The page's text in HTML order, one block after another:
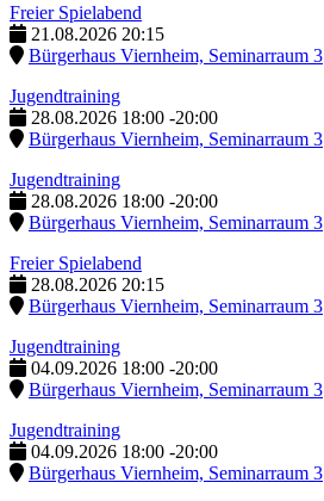
Freier Spielabend
21.08.2026 20:15
Bürgerhaus Viernheim, Seminarraum 3
Jugendtraining
28.08.2026 18:00 -20:00
Bürgerhaus Viernheim, Seminarraum 3
Jugendtraining
28.08.2026 18:00 -20:00
Bürgerhaus Viernheim, Seminarraum 3
Freier Spielabend
28.08.2026 20:15
Bürgerhaus Viernheim, Seminarraum 3
Jugendtraining
04.09.2026 18:00 -20:00
Bürgerhaus Viernheim, Seminarraum 3
Jugendtraining
04.09.2026 18:00 -20:00
Bürgerhaus Viernheim, Seminarraum 3